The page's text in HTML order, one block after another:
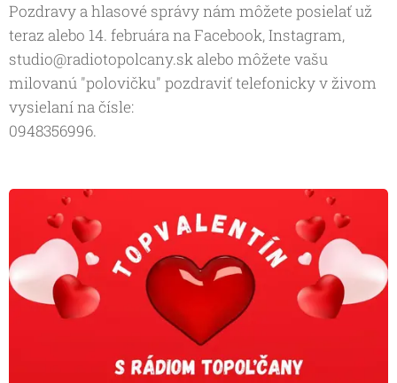
Pozdravy a hlasové správy nám môžete posielať už
teraz alebo 14. februára na Facebook, Instagram,
studio@radiotopolcany.sk alebo môžete vašu
milovanú "polovičku" pozdraviť telefonicky v živom
vysielaní na čísle:
0948356996.